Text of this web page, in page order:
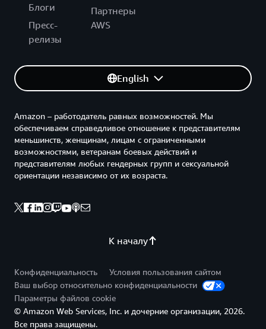
Блоги
Пресс-
релизы
Партнеры
AWS
English
К началу
Amazon – работодатель равных возможностей. Мы
обеспечиваем справедливое отношение к представителям
меньшинств, женщинам, лицам с ограниченными
возможностями, ветеранам боевых действий и
представителям любых гендерных групп и сексуальной
ориентации независимо от их возраста.
Конфиденциальность
Условия пользования сайтом
Ваш выбор относительно конфиденциальности
Параметры файлов cookie
© Amazon Web Services, Inc. и дочерние организации, 2026.
Все права защищены.